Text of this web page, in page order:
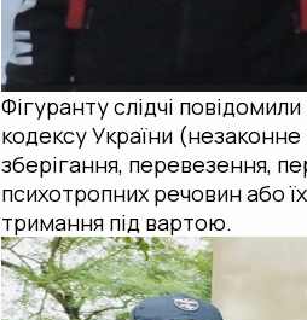
Фігуранту слідчі
кодексу України
зберігання, перевезення,
психотропних речовин або
тримання під вартою.